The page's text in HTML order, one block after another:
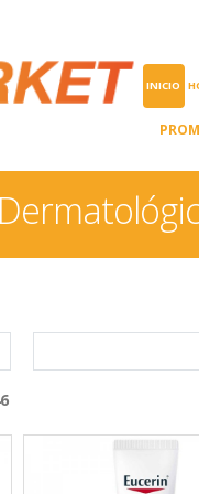
INICIO